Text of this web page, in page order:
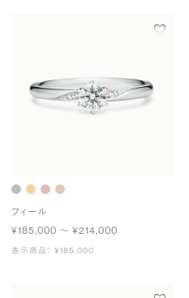
フィール
¥185,000 〜 ¥214,000
表示商品： ¥185,000